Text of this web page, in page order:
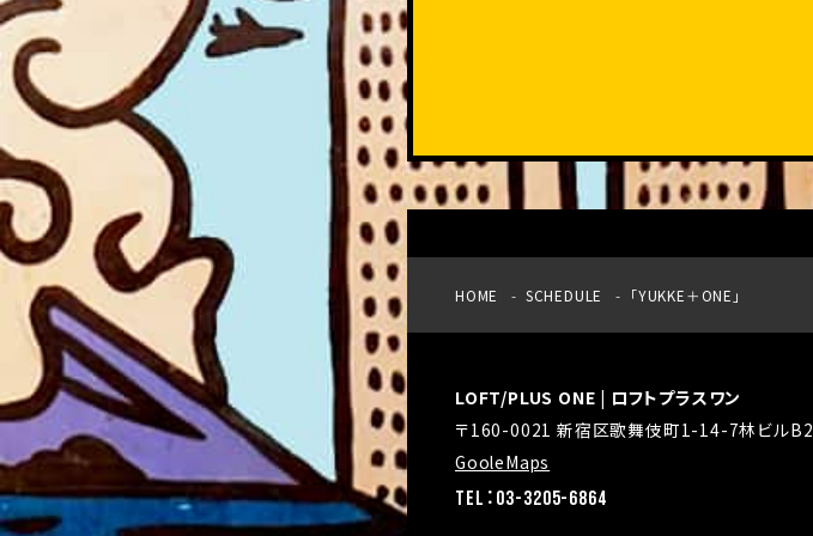
HOME SCHEDULE 「YUKKE＋ONE」
LOFT/PLUS ONE | ロフトプラスワン
〒160-0021 新宿区歌舞伎町1-14-7林ビルB2
GooleMaps
TEL：03-3205-6864